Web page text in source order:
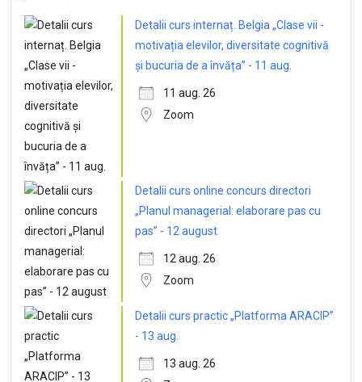
Detalii curs internaț. Belgia „Clase vii -
motivația elevilor, diversitate cognitivă
și bucuria de a învăța” - 11 aug.
11 aug. 26
Zoom
Detalii curs online concurs directori
„Planul managerial: elaborare pas cu
pas” - 12 august
12 aug. 26
Zoom
Detalii curs practic „Platforma ARACIP”
- 13 aug.
13 aug. 26